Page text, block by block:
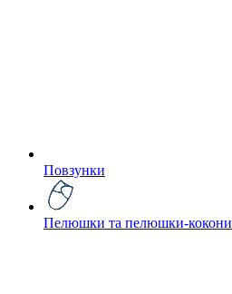
Повзунки
Пелюшки та пелюшки-кокони